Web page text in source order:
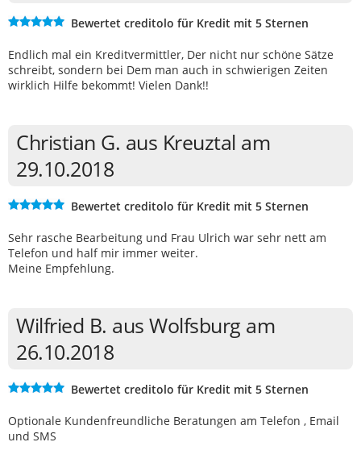
Bewertet creditolo für Kredit mit 5 Sternen
Endlich mal ein Kreditvermittler, Der nicht nur schöne Sätze
schreibt, sondern bei Dem man auch in schwierigen Zeiten
wirklich Hilfe bekommt! Vielen Dank!!
Christian G. aus Kreuztal am
29.10.2018
Bewertet creditolo für Kredit mit 5 Sternen
Sehr rasche Bearbeitung und Frau Ulrich war sehr nett am
Telefon und half mir immer weiter.
Meine Empfehlung.
Wilfried B. aus Wolfsburg am
26.10.2018
Bewertet creditolo für Kredit mit 5 Sternen
Optionale Kundenfreundliche Beratungen am Telefon , Email
und SMS